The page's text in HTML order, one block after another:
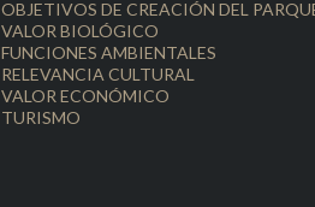
OBJETIVOS DE CREACIÓN DEL
VALOR BIOLÓGICO
FUNCIONES AMBIENTALES
RELEVANCIA CULTURAL
VALOR ECONÓMICO
TURISMO